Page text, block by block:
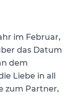
im Februar,
das Datum
dem
Liebe in all
zum Partner,